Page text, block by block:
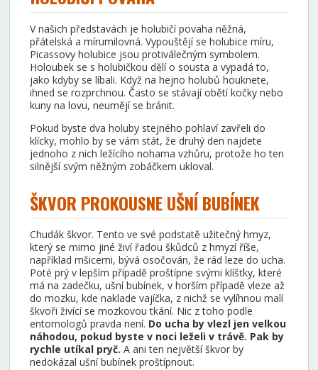
V našich představách je holubičí povaha něžná,
přátelská a mírumilovná. Vypouštějí se holubice míru,
Picassovy holubice jsou protiválečným symbolem.
Holoubek se s holubičkou dělí o sousta a vypadá to,
jako kdyby se líbali. Když na hejno holubů houknete,
ihned se rozprchnou. Často se stávají obětí kočky nebo
kuny na lovu, neumějí se bránit.
Pokud byste dva holuby stejného pohlaví zavřeli do
klícky, mohlo by se vám stát, že druhý den najdete
jednoho z nich ležícího nohama vzhůru, protože ho ten
silnější svým něžným zobáčkem ukloval.
ŠKVOR PROKOUSNE UŠNÍ BUBÍNEK
Chudák škvor. Tento ve své podstatě užitečný hmyz,
který se mimo jiné živí řadou škůdců z hmyzí říše,
například mšicemi, bývá osočován, že rád leze do ucha.
Poté prý v lepším případě proštípne svými klíšťky, které
má na zadečku, ušní bubínek, v horším případě vleze až
do mozku, kde naklade vajíčka, z nichž se vylíhnou malí
škvoři živící se mozkovou tkání. Nic z toho podle
entomologů pravda není. Do ucha by vlezl jen velkou
náhodou, pokud byste v noci leželi v trávě. Pak by
rychle utíkal pryč. A ani ten největší škvor by
nedokázal ušní bubínek proštípnout.